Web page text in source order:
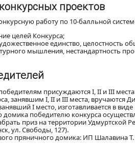
проектов
работу по 10-балльной
целей Конкурса;
единство, целостность
мышления, нестандартность
присуждаются I, II и III
занявшим I, II и III места, вручаются
І место, изготавливается в
домика победителю конкурса
приз на территории Удмуртской
ул. Свободы, 127).
пряничного домика: ИП Шалавина Т.